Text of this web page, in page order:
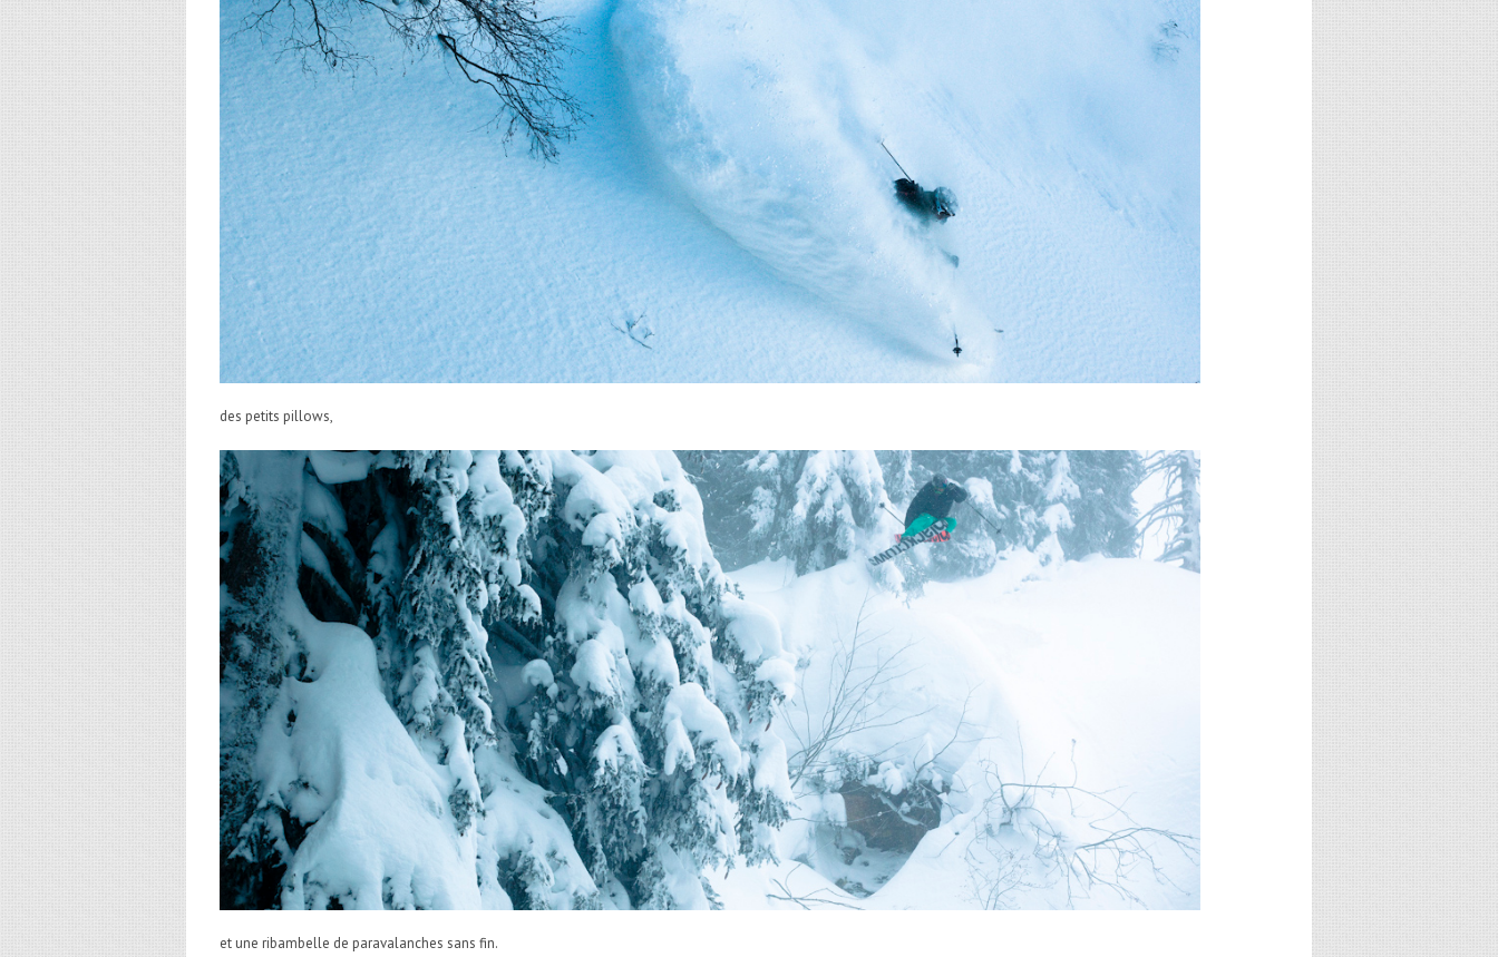
des petits pillows,
et une ribambelle de paravalanches sans fin.